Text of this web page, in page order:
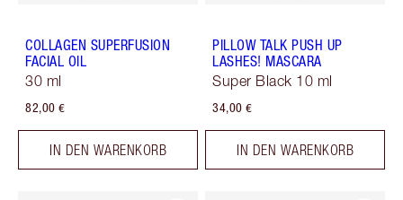
COLLAGEN SUPERFUSION
FACIAL OIL
30 ml
82,00 €
IN DEN WARENKORB
PILLOW TALK PUSH UP
LASHES! MASCARA
Super Black 10 ml
34,00 €
IN DEN WARENKORB